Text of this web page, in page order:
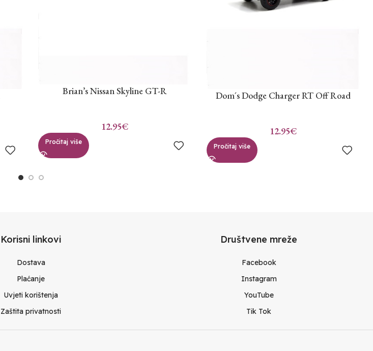
Brian’s Nissan Skyline GT-R
12.95€
Pročitaj više
Dom´s Dodge Charger RT Off Road
12.95€
Pročitaj više
Korisni linkovi
Dostava
Plaćanje
Uvjeti korištenja
Zaštita privatnosti
Društvene mreže
Facebook
Instagram
YouTube
Tik Tok